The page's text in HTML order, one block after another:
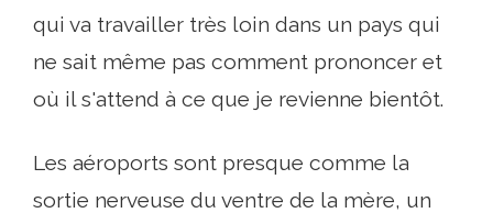
qui va travailler très loin dans un pays qui
ne sait même pas comment prononcer et
où il s'attend à ce que je revienne bientôt.
Les aéroports sont presque comme la
sortie nerveuse du ventre de la mère, un